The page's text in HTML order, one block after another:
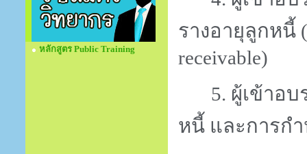
หลักสูตร Public Training
รางอายุลูกหนี้ (
receivable)
5. ผู้เข้าอ
หนี้ และการก